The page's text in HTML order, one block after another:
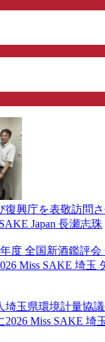
復興庁を表敬訪問
SAKE Japan 長瀬志珠
年度 全国新酒鑑評
Miss SAKE 埼玉
埼玉県環境計量協
2026 Miss SAKE 埼